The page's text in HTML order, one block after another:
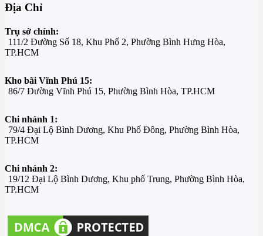
Địa Chỉ
Trụ sở chính:
111/2 Đường Số 18, Khu Phố 2, Phường Bình Hưng Hòa,
TP.HCM
Kho bãi Vĩnh Phú 15:
86/7 Đường Vĩnh Phú 15, Phường Bình Hòa, TP.HCM
Chi nhánh 1:
79/4 Đại Lộ Bình Dương, Khu Phố Đông, Phường Bình Hòa,
TP.HCM
Chi nhánh 2:
19/12 Đại Lộ Bình Dương, Khu phố Trung, Phường Bình Hòa,
TP.HCM